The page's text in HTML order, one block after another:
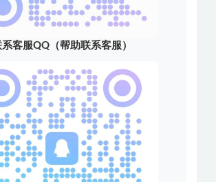
系客服QQ（帮助联系客服）